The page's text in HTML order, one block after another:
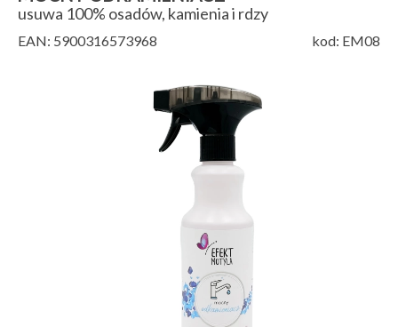
usuwa 100% osadów, kamienia i rdzy
EAN: 5900316573968 kod: EM08